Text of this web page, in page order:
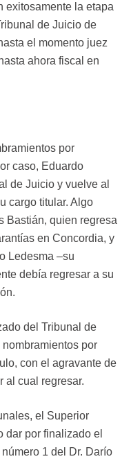
exitosamente la etapa
de Juicio de
el momento juez
ahora fiscal en
por
caso, Eduardo
de Juicio y vuelve al
cargo titular. Algo
Bastián, quien regresa
en Concordia, y
Ledesma –su
debía regresar a su
del Tribunal de
por
con el agravante de
al cual regresar.
el Superior
dar por finalizado el
1 del Dr. Darío